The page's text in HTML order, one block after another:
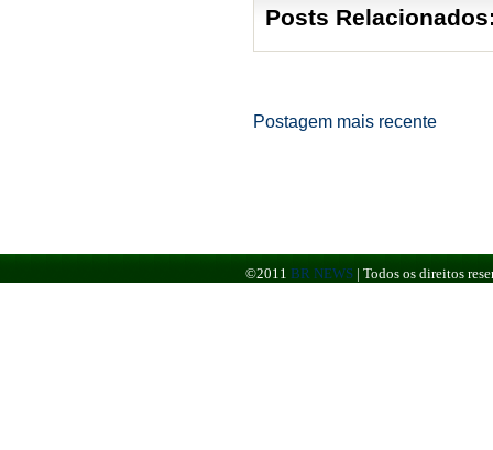
Posts
Postagem mais recente
©2011 BR NEWS | Todos os direitos